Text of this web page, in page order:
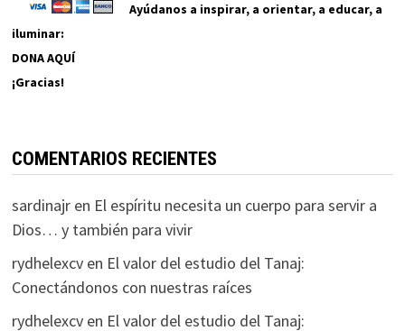
Ayúdanos a inspirar, a orientar, a educar, a
iluminar:
DONA AQUÍ
¡Gracias!
COMENTARIOS RECIENTES
sardinajren El espíritu necesita un cuerpo para servir a
Dios… y también para vivir
rydhelexcven El valor del estudio del Tanaj:
Conectándonos con nuestras raíces
rydhelexcven El valor del estudio del Tanaj: